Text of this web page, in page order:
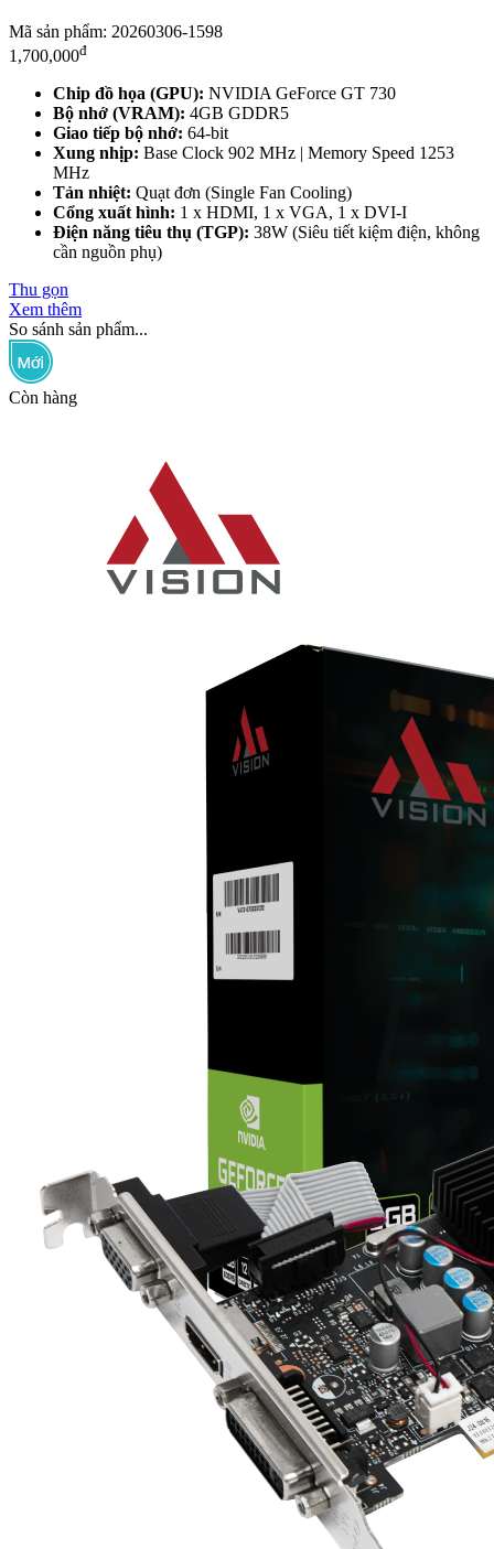
Mã sản phẩm: 20260306-1598
1,700,000đ
Chip đồ họa (GPU): NVIDIA GeForce GT 730
Bộ nhớ (VRAM): 4GB GDDR5
Giao tiếp bộ nhớ: 64-bit
Xung nhịp: Base Clock 902 MHz | Memory Speed 1253
MHz
Tản nhiệt: Quạt đơn (Single Fan Cooling)
Cổng xuất hình: 1 x HDMI, 1 x VGA, 1 x DVI-I
Điện năng tiêu thụ (TGP): 38W (Siêu tiết kiệm điện, không
cần nguồn phụ)
Thu gọn
Xem thêm
So sánh sản phẩm...
Còn hàng